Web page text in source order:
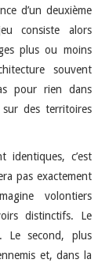
d’un deuxième
consiste alors
plus ou moins
souvent
pour rien dans
des territoires
identiques, c’est
pas exactement
volontiers
distinctifs. Le
Le second, plus
et, dans la